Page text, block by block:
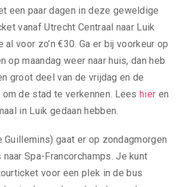
een paar dagen in deze geweldige
vanaf Utrecht Centraal naar Luik
al voor zo’n €30. Ga er bij voorkeur op
op maandag weer naar huis, dan heb
groot deel van de vrijdag en de
de stad te verkennen. Leeshier en
in Luik gedaan hebben.
Guillemins) gaat er op zondagmorgen
Spa-Francorchamps. Je kunt
voor een plek in de bus